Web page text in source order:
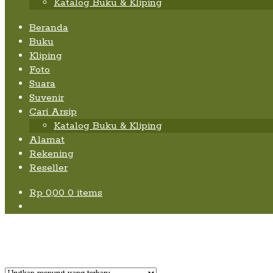
Katalog Buku & Kliping
Beranda
Buku
Kliping
Foto
Suara
Suvenir
Cari Arsip
Katalog Buku & Kliping
Alamat
Rekening
Reseller
Rp 0,00 0 items